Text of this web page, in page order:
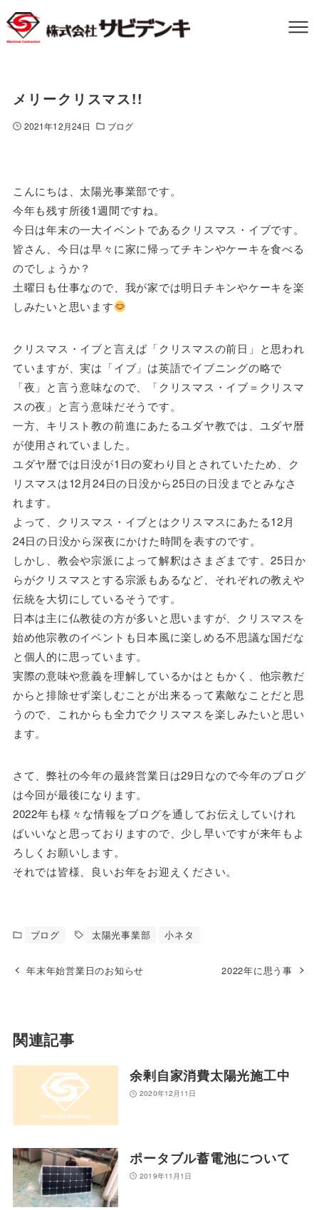
メリークリスマス!!
2021年12月24日 ブログ
こんにちは、太陽光事業部です。
今年も残す所後1週間ですね。
今日は年末の一大イベントであるクリスマス・イブです。
皆さん、今日は早々に家に帰ってチキンやケーキを食べる
のでしょうか？
土曜日も仕事なので、我が家では明日チキンやケーキを楽
しみたいと思います
クリスマス・イブと言えば「クリスマスの前日」と思われ
ていますが、実は「イブ」は英語でイブニングの略で
「夜」と言う意味なので、「クリスマス・イブ＝クリスマ
スの夜」と言う意味だそうです。
一方、キリスト教の前進にあたるユダヤ教では、ユダヤ暦
が使用されていました。
ユダヤ暦では日没が1日の変わり目とされていたため、ク
リスマスは12月24日の日没から25日の日没までとみなさ
れます。
よって、クリスマス・イブとはクリスマスにあたる12月
24日の日没から深夜にかけた時間を表すのです。
しかし、教会や宗派によって解釈はさまざまです。25日か
らがクリスマスとする宗派もあるなど、それぞれの教えや
伝統を大切にしているそうです。
日本は主に仏教徒の方が多いと思いますが、クリスマスを
始め他宗教のイベントも日本風に楽しめる不思議な国だな
と個人的に思っています。
実際の意味や意義を理解しているかはともかく、他宗教だ
からと排除せず楽しむことが出来るって素敵なことだと思
うので、これからも全力でクリスマスを楽しみたいと思い
ます。
さて、弊社の今年の最終営業日は29日なので今年のブログ
は今回が最後になります。
2022年も様々な情報をブログを通してお伝えしていけれ
ばいいなと思っておりますので、少し早いですが来年もよ
ろしくお願いします。
それでは皆様、良いお年をお迎えください。
ブログ 太陽光事業部 小ネタ
年末年始営業日のお知らせ 2022年に思う事
関連記事
余剰自家消費太陽光施工中
2020年12月11日
ポータブル蓄電池について
2019年11月1日